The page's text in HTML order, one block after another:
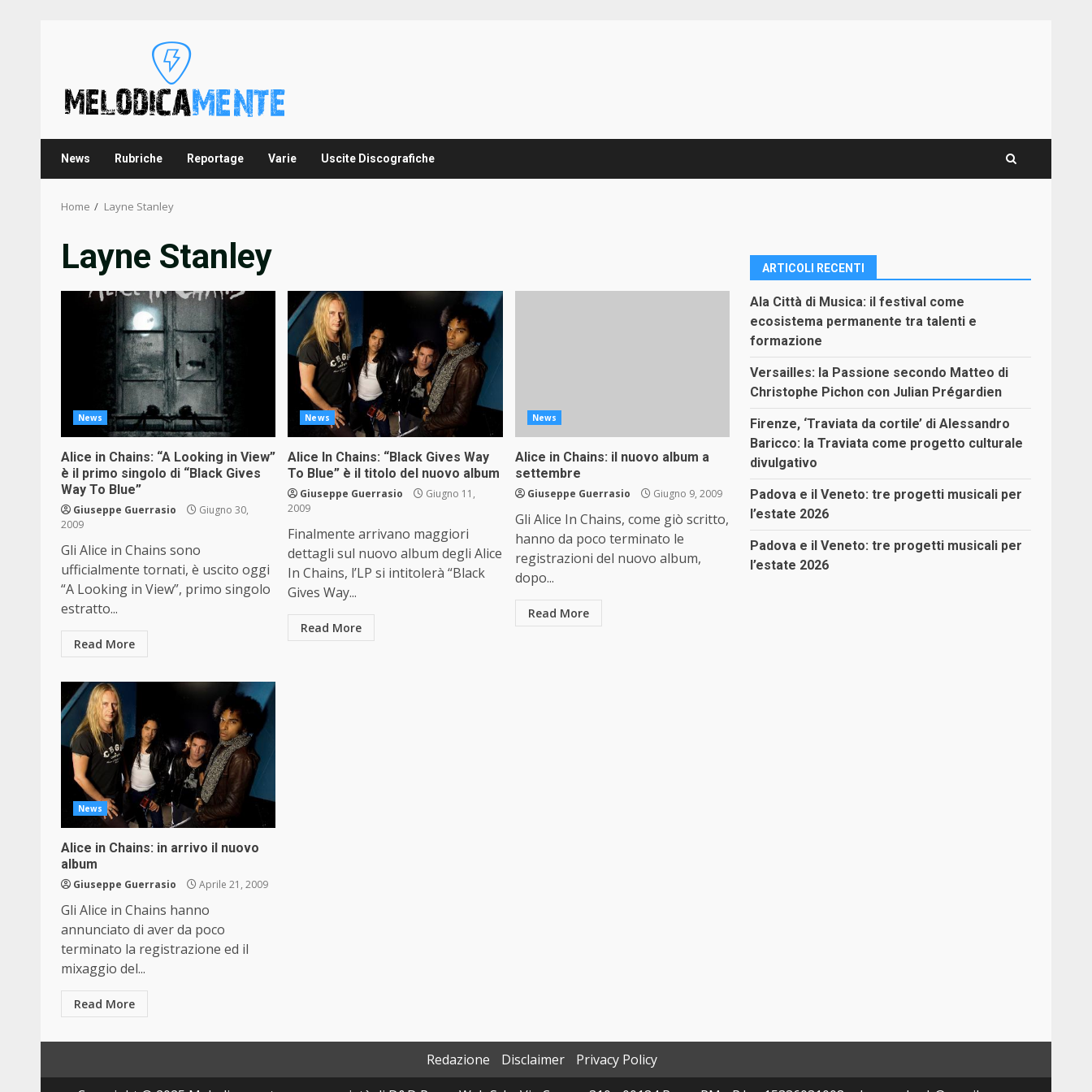
News Rubriche Reportage Varie Uscite Discografiche
Home Layne Stanley
Layne Stanley
News
Alice in Chains: “A Looking in View”
è il primo singolo di “Black Gives
Way To Blue”
Giuseppe Guerrasio
Giugno 30,
2009
Gli Alice in Chains sono
ufficialmente tornati, è uscito oggi
“A Looking in View”, primo singolo
estratto...
Read More
News
Alice In Chains: “Black Gives Way
To Blue” è il titolo del nuovo album
Giuseppe Guerrasio
Giugno 11,
2009
Finalmente arrivano maggiori
dettagli sul nuovo album degli Alice
In Chains, l’LP si intitolerà “Black
Gives Way...
Read More
News
Alice in Chains: il nuovo album a
settembre
Giuseppe Guerrasio Giugno 9, 2009
Gli Alice In Chains, come giò scritto,
hanno da poco terminato le
registrazioni del nuovo album,
dopo...
Read More
News
Alice in Chains: in arrivo il nuovo
album
Giuseppe Guerrasio Aprile 21, 2009
Gli Alice in Chains hanno
annunciato di aver da poco
terminato la registrazione ed il
mixaggio del...
Read More
ARTICOLI RECENTI
Ala Città di Musica: il festival come
ecosistema permanente tra talenti e
formazione
Versailles: la Passione secondo Matteo di
Christophe Pichon con Julian Prégardien
Firenze, ‘Traviata da cortile’ di Alessandro
Baricco: la Traviata come progetto culturale
divulgativo
Padova e il Veneto: tre progetti musicali per
l’estate 2026
Padova e il Veneto: tre progetti musicali per
l’estate 2026
Redazione Disclaimer
Privacy Policy